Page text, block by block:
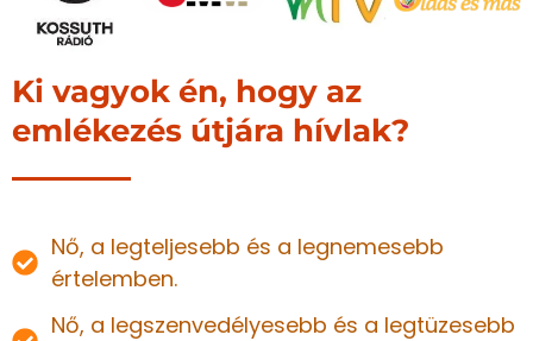
Ki vagyok én, hogy az
emlékezés útjára hívlak?
Nő, a legteljesebb és a legnemesebb
értelemben.
Nő, a legszenvedélyesebb és a legtüzesebb